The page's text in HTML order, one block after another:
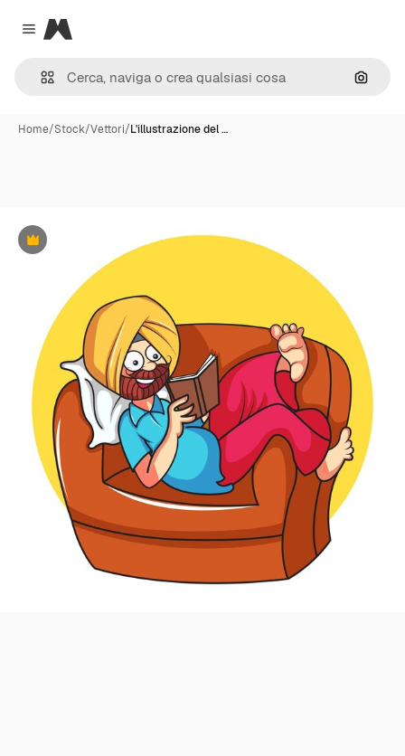
Close menu
Magnific
Cerca
Home/Stock/Vettori/L'illustrazione del …
Premium